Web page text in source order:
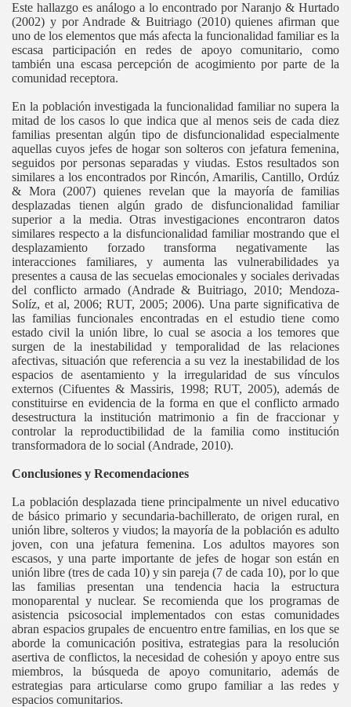
Este hallazgo es análogo a lo encontrado por Naranjo & Hurtado
(2002) y por Andrade & Buitriago (2010) quienes afirman que
uno de los elementos que más afecta la funcionalidad familiar es la
escasa participación en redes de apoyo comunitario, como
también una escasa percepción de acogimiento por parte de la
comunidad receptora.
En la población investigada la funcionalidad familiar no supera la
mitad de los casos lo que indica que al menos seis de cada diez
familias presentan algún tipo de disfuncionalidad especialmente
aquellas cuyos jefes de hogar son solteros con jefatura femenina,
seguidos por personas separadas y viudas. Estos resultados son
similares a los encontrados por Rincón, Amarilis, Cantillo, Ordúz
& Mora (2007) quienes revelan que la mayoría de familias
desplazadas tienen algún grado de disfuncionalidad familiar
superior a la media. Otras investigaciones encontraron datos
similares respecto a la disfuncionalidad familiar mostrando que el
desplazamiento forzado transforma negativamente las
interacciones familiares, y aumenta las vulnerabilidades ya
presentes a causa de las secuelas emocionales y sociales derivadas
del conflicto armado (Andrade & Buitriago, 2010; Mendoza-
Solíz, et al, 2006; RUT, 2005; 2006). Una parte significativa de
las familias funcionales encontradas en el estudio tiene como
estado civil la unión libre, lo cual se asocia a los temores que
surgen de la inestabilidad y temporalidad de las relaciones
afectivas, situación que referencia a su vez la inestabilidad de los
espacios de asentamiento y la irregularidad de sus vínculos
externos (Cifuentes & Massiris, 1998; RUT, 2005), además de
constituirse en evidencia de la forma en que el conflicto armado
desestructura la institución matrimonio a fin de fraccionar y
controlar la reproductibilidad de la familia como institución
transformadora de lo social (Andrade, 2010).
Conclusiones y Recomendaciones
La población desplazada tiene principalmente un nivel educativo
de básico primario y secundaria-bachillerato, de origen rural, en
unión libre, solteros y viudos; la mayoría de la población es adulto
joven, con una jefatura femenina. Los adultos mayores son
escasos, y una parte importante de jefes de hogar son están en
unión libre (tres de cada 10) y sin pareja (7 de cada 10), por lo que
las familias presentan una tendencia hacia la estructura
monoparental y nuclear. Se recomienda que los programas de
asistencia psicosocial implementados con estas comunidades
abran espacios grupales de encuentro entre familias, en los que se
aborde la comunicación positiva, estrategias para la resolución
asertiva de conflictos, la necesidad de cohesión y apoyo entre sus
miembros, la búsqueda de apoyo comunitario, además de
estrategias para articularse como grupo familiar a las redes y
espacios comunitarios.